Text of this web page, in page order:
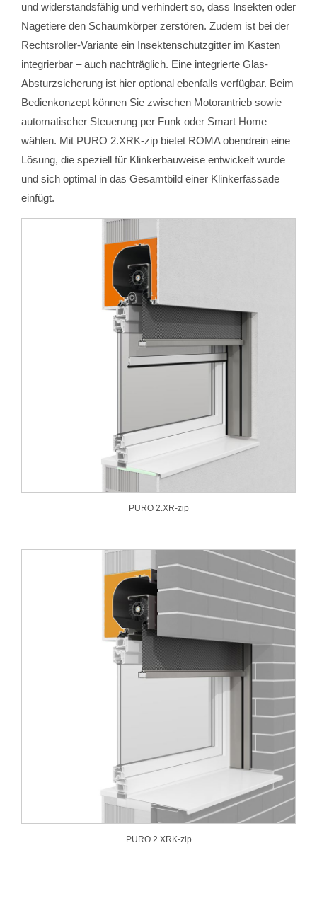
und widerstandsfähig und verhindert so, dass Insekten oder
Nagetiere den Schaumkörper zerstören. Zudem ist bei der
Rechtsroller-Variante ein Insektenschutzgitter im Kasten
integrierbar – auch nachträglich. Eine integrierte Glas-
Absturzsicherung ist hier optional ebenfalls verfügbar. Beim
Bedienkonzept können Sie zwischen Motorantrieb sowie
automatischer Steuerung per Funk oder Smart Home
wählen. Mit PURO 2.XRK-zip bietet ROMA obendrein eine
Lösung, die speziell für Klinkerbauweise entwickelt wurde
und sich optimal in das Gesamtbild einer Klinkerfassade
einfügt.
PURO 2.XR-zip
PURO 2.XRK-zip